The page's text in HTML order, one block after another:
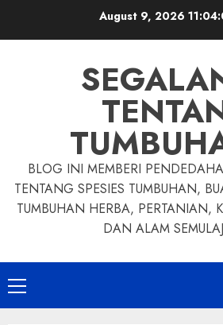
August 9, 2026
BLOG INI MEMBERI
TENTANG SPESIES TUMBUHAN,
TUMBUHAN HERBA, PERTANIAN,
DAN ALAM
Primary
Menu